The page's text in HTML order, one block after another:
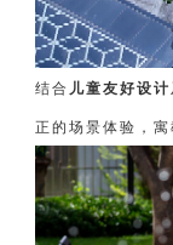
结合 儿童友好设计
正的场景体验，